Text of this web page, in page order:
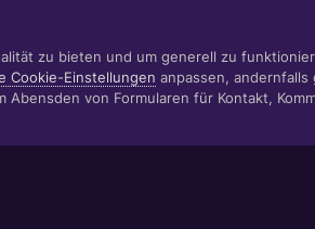
zu bieten und um generell zu
Cookie-Einstellungen anpassen,
Abensden von Formularen für Kontakt,